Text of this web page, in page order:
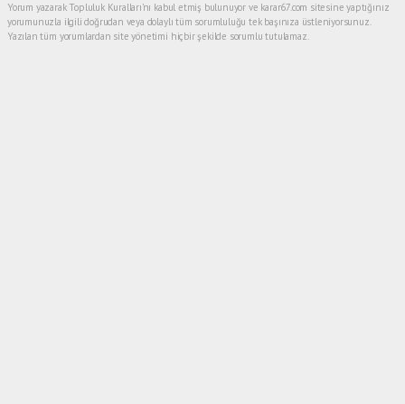
Yorum yazarak Topluluk Kuralları’nı kabul etmiş bulunuyor ve karar67.com sitesine yaptığınız
yorumunuzla ilgili doğrudan veya dolaylı tüm sorumluluğu tek başınıza üstleniyorsunuz.
Yazılan tüm yorumlardan site yönetimi hiçbir şekilde sorumlu tutulamaz.